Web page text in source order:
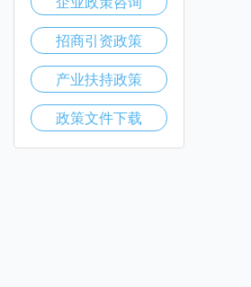
招商引资政策
产业扶持政策
政策文件下载